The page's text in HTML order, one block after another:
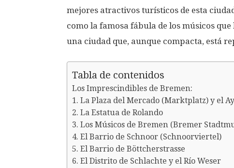
mejores atractivos turísticos de esta
como la famosa fábula de los músicos
una ciudad que, aunque compacta, está
Tabla de contenidos
Los Imprescindibles de Bremen:
1. La Plaza del Mercado (Marktplatz) y el
2. La Estatua de Rolando
3. Los Músicos de Bremen (Bremer
4. El Barrio de Schnoor (Schnoorviertel)
5. El Barrio de Böttcherstrasse
6. El Distrito de Schlachte y el Río Weser